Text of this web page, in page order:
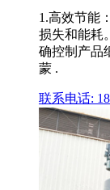
1.高效节能
损失和能耗
确控制产品
蒙 .
联系电话: